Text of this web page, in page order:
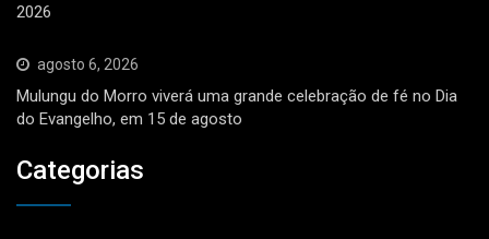
2026
agosto 6, 2026
Mulungu do Morro viverá uma grande celebração de fé no Dia
do Evangelho, em 15 de agosto
Categorias